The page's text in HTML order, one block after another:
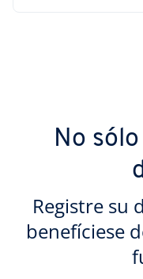
No
Registre su
benefíciese